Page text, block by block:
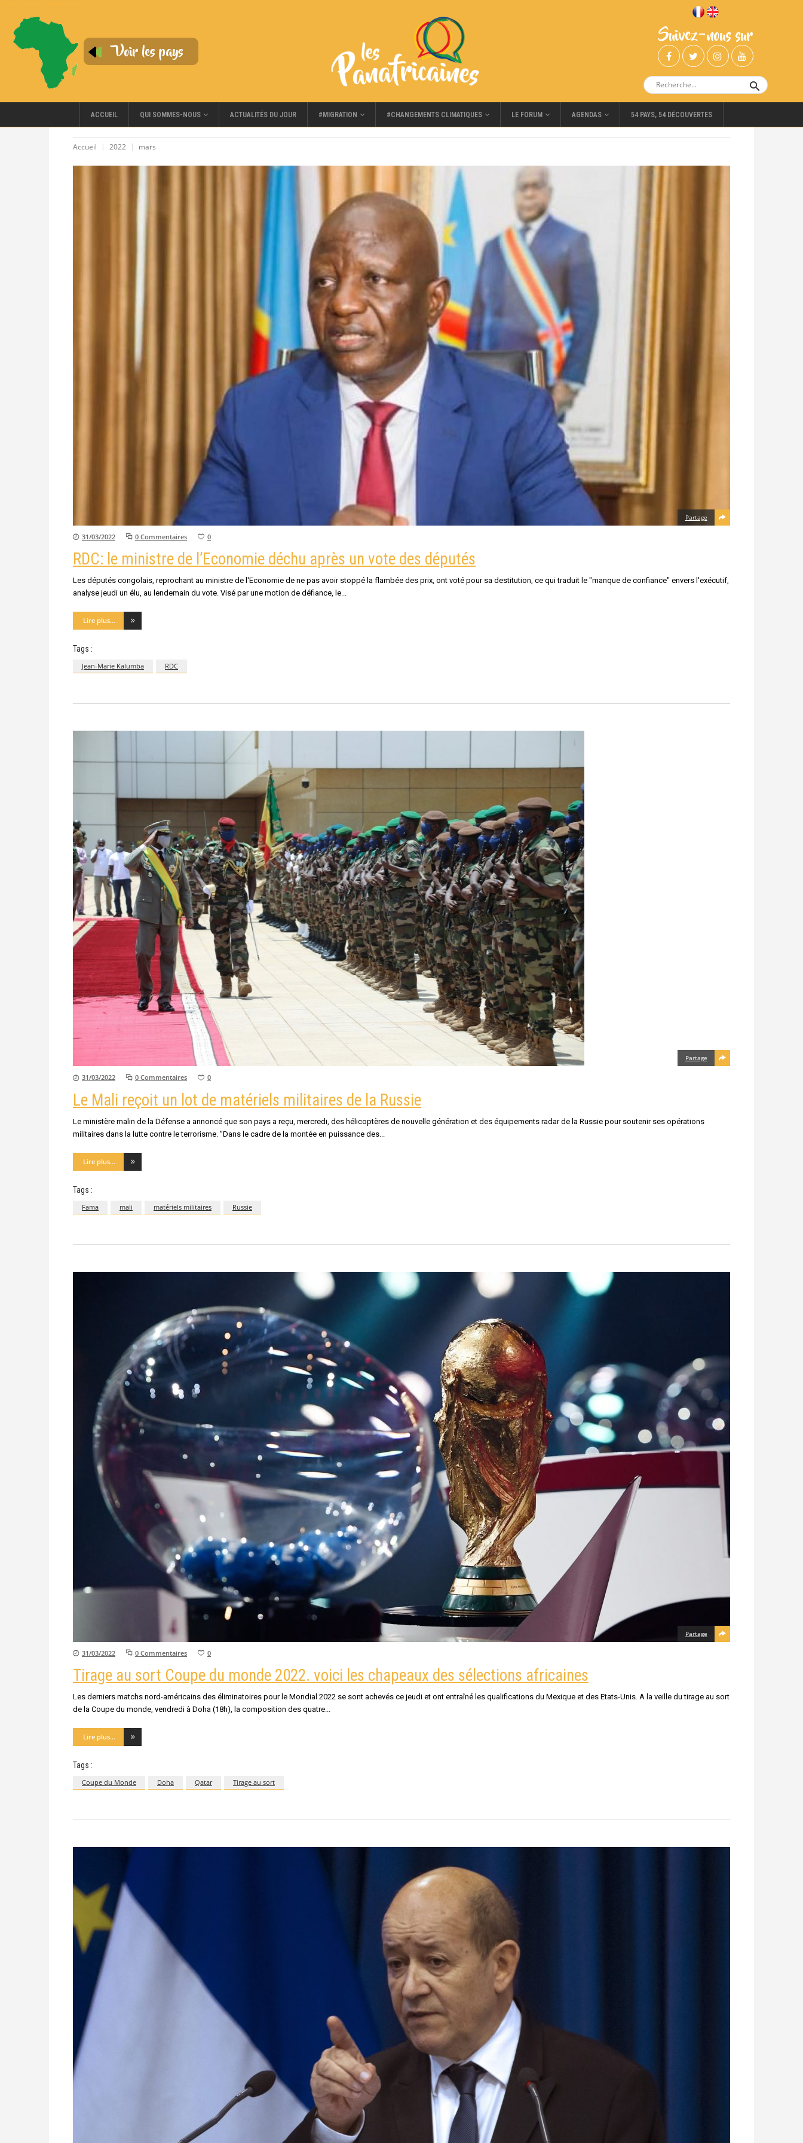
Suivez-nous sur
ACCUEIL QUI SOMMES-NOUS ACTUALITÉS DU JOUR #MIGRATION #CHANGEMENTS CLIMATIQUES LE FORUM AGENDAS 54 PAYS, 54 DÉCOUVERTES
Accueil 2022 mars
Partage
31/03/2022 0 Commentaires 0
RDC: le ministre de l’Economie déchu après un vote des députés
Les députés congolais, reprochant au ministre de l'Economie de ne pas avoir stoppé la flambée des prix, ont voté pour sa destitution, ce qui traduit le "manque de confiance" envers l'exécutif,
analyse jeudi un élu, au lendemain du vote. Visé par une motion de défiance, le
Lire plus...
Tags :
Jean-Marie Kalumba RDC
Partage
31/03/2022 0 Commentaires 0
Le Mali reçoit un lot de matériels militaires de la Russie
Le ministère malin de la Défense a annoncé que son pays a reçu, mercredi, des hélicoptères de nouvelle génération et des équipements radar de la Russie pour soutenir ses opérations
militaires dans la lutte contre le terrorisme. '’Dans le cadre de la montée en puissance des
Lire plus...
Tags :
Fama mali matériels militaires Russie
Partage
31/03/2022 0 Commentaires 0
Tirage au sort Coupe du monde 2022. voici les chapeaux des sélections africaines
Les derniers matchs nord-américains des éliminatoires pour le Mondial 2022 se sont achevés ce jeudi et ont entraîné les qualifications du Mexique et des Etats-Unis. A la veille du tirage au sort
de la Coupe du monde, vendredi à Doha (18h), la composition des quatre
Lire plus...
Tags :
Coupe du Monde Doha Qatar Tirage au sort